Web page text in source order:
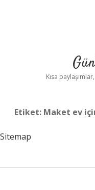
Kısa
Etiket: Maket ev
Sitemap